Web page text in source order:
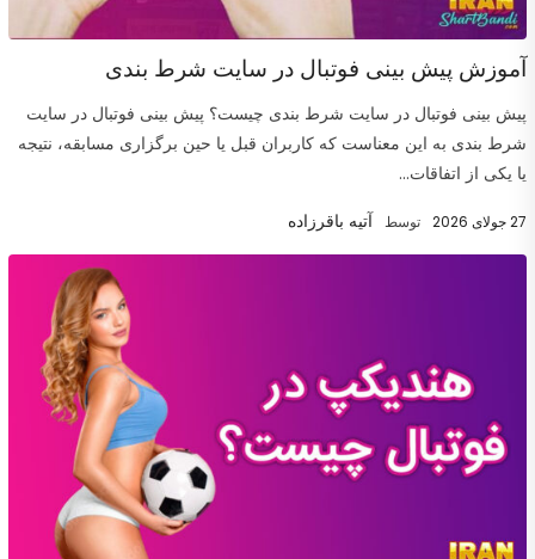
آموزش پیش بینی فوتبال در سایت شرط بندی
پیش بینی فوتبال در سایت شرط بندی چیست؟ پیش بینی فوتبال در سایت
شرط بندی به این معناست که کاربران قبل یا حین برگزاری مسابقه، نتیجه
یا یکی از اتفاقات...
27 جولای 2026 توسط آتیه باقرزاده